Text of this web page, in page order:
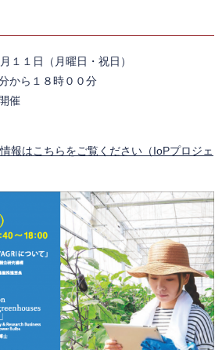
１日（月曜日・祝日）
ら１８時００分
催
報はこちらをご覧ください（IoPプロジェ